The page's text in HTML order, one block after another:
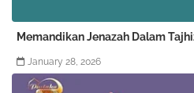
Memandikan Jenazah Dalam
January 28, 2026